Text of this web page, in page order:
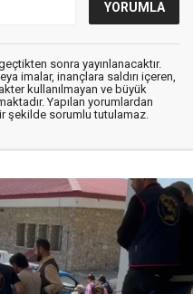
sonra yayınlanacaktır.
imalar, inançlara saldırı içeren,
kullanılmayan ve büyük
Yapılan yorumlardan
şekilde sorumlu tutulamaz.